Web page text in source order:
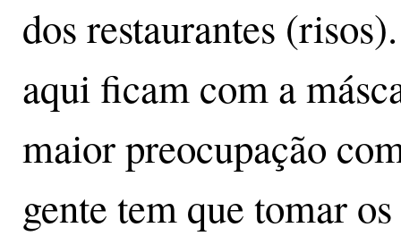
dos restaurantes
aqui ficam com a
maior preocupação
gente tem que tomar